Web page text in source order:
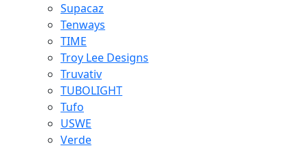
Supacaz
Tenways
TIME
Troy Lee Designs
Truvativ
TUBOLIGHT
Tufo
USWE
Verde